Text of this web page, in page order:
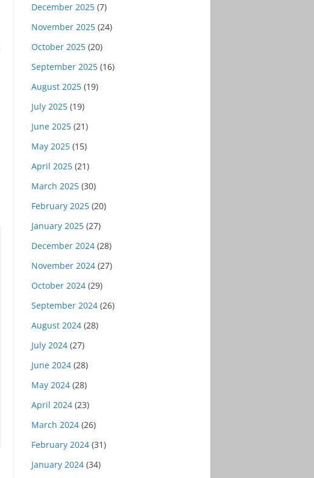
December 2025(7)
November 2025(24)
October 2025(20)
September 2025(16)
August 2025(19)
July 2025(19)
June 2025(21)
May 2025(15)
April 2025(21)
March 2025(30)
February 2025(20)
January 2025(27)
December 2024(28)
November 2024(27)
October 2024(29)
September 2024(26)
August 2024(28)
July 2024(27)
June 2024(28)
May 2024(28)
April 2024(23)
March 2024(26)
February 2024(31)
January 2024(34)